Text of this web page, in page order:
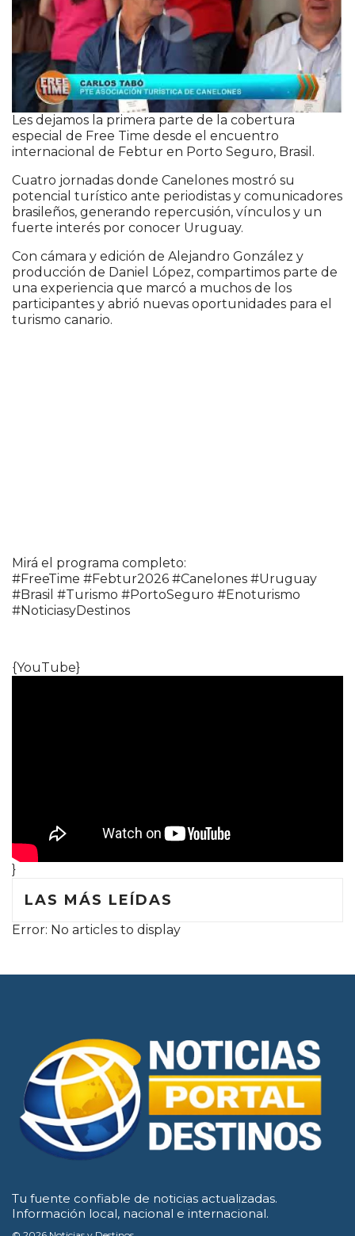
Les dejamos la primera parte de la cobertura
especial de Free Time desde el encuentro
internacional de Febtur en Porto Seguro, Brasil.
Cuatro jornadas donde Canelones mostró su
potencial turístico ante periodistas y comunicadores
brasileños, generando repercusión, vínculos y un
fuerte interés por conocer Uruguay.
Con cámara y edición de Alejandro González y
producción de Daniel López, compartimos parte de
una experiencia que marcó a muchos de los
participantes y abrió nuevas oportunidades para el
turismo canario.
Mirá el programa completo:
#FreeTime #Febtur2026 #Canelones #Uruguay
#Brasil #Turismo #PortoSeguro #Enoturismo
#NoticiasyDestinos
{YouTube}
}
LAS MÁS LEÍDAS
Error: No articles to display
Tu fuente confiable de noticias actualizadas.
Información local, nacional e internacional.